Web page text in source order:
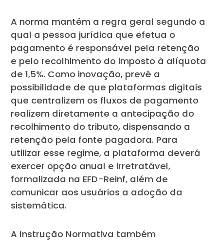
A norma mantém a regra geral segundo a
qual a pessoa jurídica que efetua o
pagamento é responsável pela retenção
e pelo recolhimento do imposto à alíquota
de 1,5%. Como inovação, prevê a
possibilidade de que plataformas digitais
que centralizem os fluxos de pagamento
realizem diretamente a antecipação do
recolhimento do tributo, dispensando a
retenção pela fonte pagadora. Para
utilizar esse regime, a plataforma deverá
exercer opção anual e irretratável,
formalizada na EFD-Reinf, além de
comunicar aos usuários a adoção da
sistemática.
A Instrução Normativa também